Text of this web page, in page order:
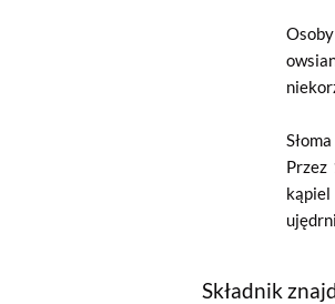
Przez
kąpiel
Składnik